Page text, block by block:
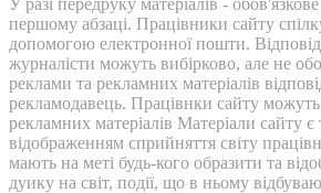
першому абзаці. Працівники сайту
допомогою електронної пошти.
журналісти можуть вибірково, але не
реклами та рекламних матеріалів
рекламодавець. Працівнки сайту можуть
рекламних матеріалів Матеріали сайту
відображенням сприйняття світу
мають на меті будь-кого образити та
дуику на світ, події, що в ньому